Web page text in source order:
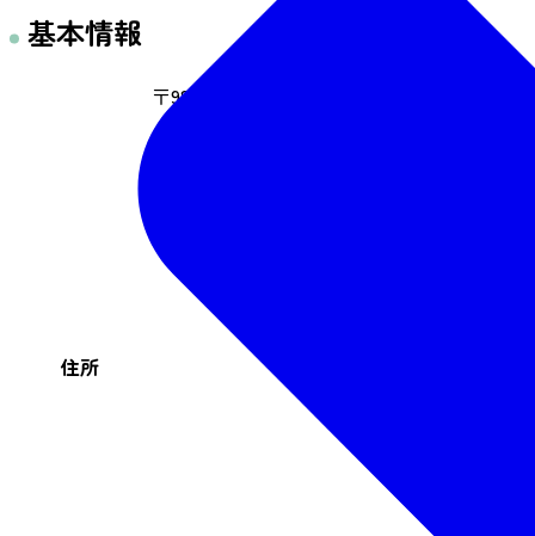
基本情報
住所
〒989ｰ2464 宮城県岩沼市三色吉字水神7